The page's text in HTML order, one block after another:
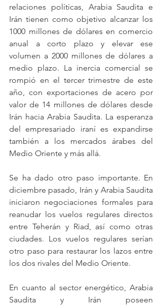
relaciones políticas, Arabia Saudita e
Irán tienen como objetivo alcanzar los
1000 millones de dólares en comercio
anual a corto plazo y elevar ese
volumen a 2000 millones de dólares a
medio plazo. La inercia comercial se
rompió en el tercer trimestre de este
año, con exportaciones de acero por
valor de 14 millones de dólares desde
Irán hacia Arabia Saudita. La esperanza
del empresariado iraní es expandirse
también a los mercados árabes del
Medio Oriente y más allá.
Se ha dado otro paso importante. En
diciembre pasado, Irán y Arabia Saudita
iniciaron negociaciones formales para
reanudar los vuelos regulares directos
entre Teherán y Riad, así como otras
ciudades. Los vuelos regulares serían
otro paso para restaurar los lazos entre
los dos rivales del Medio Oriente.
En cuanto al sector energético, Arabia
Saudita y Irán poseen